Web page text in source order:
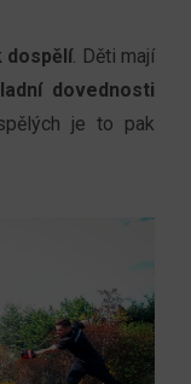
dospělí. Děti mají
dovednosti
je to pak